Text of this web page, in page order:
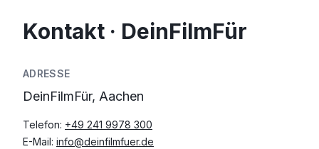
Kontakt · DeinFilmFür
ADRESSE
DeinFilmFür, Aachen
Telefon: +49 241 9978 300
E-Mail: info@deinfilmfuer.de